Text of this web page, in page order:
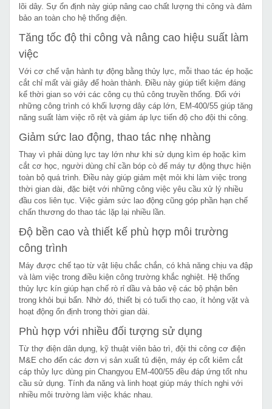
lõi dây. Sự ổn định này giúp nâng cao chất lượng thi công và đảm
bảo an toàn cho hệ thống điện.
Tăng tốc độ thi công và nâng cao hiệu suất làm
việc
Với cơ chế vận hành tự động bằng thủy lực, mỗi thao tác ép hoặc
cắt chỉ mất vài giây để hoàn thành. Điều này giúp tiết kiệm đáng
kể thời gian so với các công cụ thủ công truyền thống. Đối với
những công trình có khối lượng dây cáp lớn, EM-400/55 giúp tăng
năng suất làm việc rõ rệt và giảm áp lực tiến độ cho đội thi công.
Giảm sức lao động, thao tác nhẹ nhàng
Thay vì phải dùng lực tay lớn như khi sử dụng kìm ép hoặc kìm
cắt cơ học, người dùng chỉ cần bóp cò để máy tự động thực hiện
toàn bộ quá trình. Điều này giúp giảm mệt mỏi khi làm việc trong
thời gian dài, đặc biệt với những công việc yêu cầu xử lý nhiều
đầu cos liên tục. Việc giảm sức lao động cũng góp phần hạn chế
chấn thương do thao tác lặp lại nhiều lần.
Độ bền cao và thiết kế phù hợp môi trường
công trình
Máy được chế tạo từ vật liệu chắc chắn, có khả năng chịu va đập
và làm việc trong điều kiện công trường khắc nghiệt. Hệ thống
thủy lực kín giúp hạn chế rò rỉ dầu và bảo vệ các bộ phận bên
trong khỏi bụi bẩn. Nhờ đó, thiết bị có tuổi thọ cao, ít hỏng vặt và
hoạt động ổn định trong thời gian dài.
Phù hợp với nhiều đối tượng sử dụng
Từ thợ điện dân dụng, kỹ thuật viên bảo trì, đội thi công cơ điện
M&E cho đến các đơn vị sản xuất tủ điện, máy ép cốt kiêm cắt
cáp thủy lực dùng pin Changyou EM-400/55 đều đáp ứng tốt nhu
cầu sử dụng. Tính đa năng và linh hoạt giúp máy thích nghi với
nhiều môi trường làm việc khác nhau.